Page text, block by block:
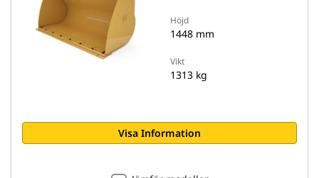
Höjd
1448 mm
Vikt
1313 kg
Visa Information